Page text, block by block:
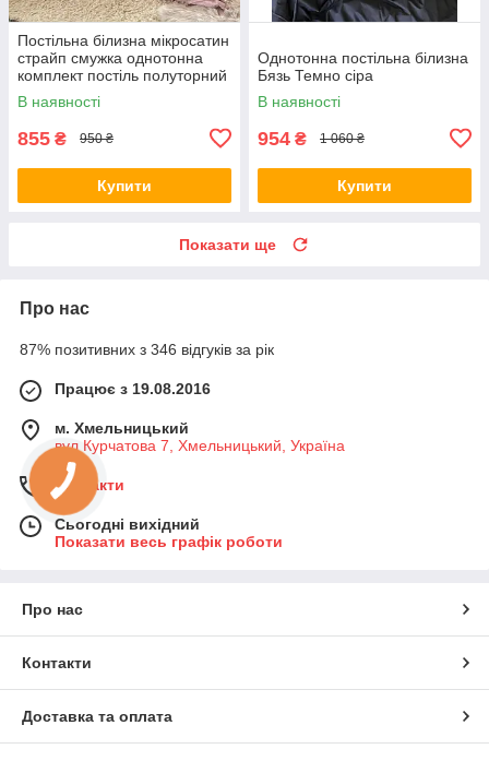
Постільна білизна мікросатин
страйп смужка однотонна
комплект постіль полуторний
двоспальний євро сімейний
Пудра
В наявності
855 ₴ 950 ₴
Купити
Однотонна постільна білизна
Бязь Темно сіра
В наявності
954 ₴ 1 060 ₴
Купити
Показати ще
Про нас
87% позитивних з 346 відгуків за рік
Працює з 19.08.2016
м. Хмельницький
вул Курчатова 7, Хмельницький, Україна
Контакти
Сьогодні вихідний
Показати весь графік роботи
Про нас
Контакти
Доставка та оплата